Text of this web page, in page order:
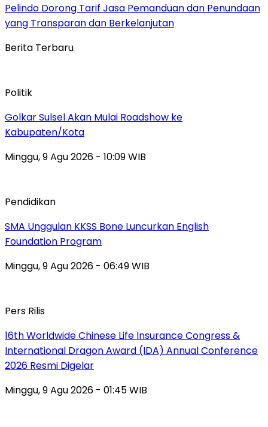
Pelindo Dorong Tarif Jasa Pemanduan dan Penundaan
yang Transparan dan Berkelanjutan
Berita Terbaru
Politik
Golkar Sulsel Akan Mulai Roadshow ke
Kabupaten/Kota
Minggu, 9 Agu 2026 - 10:09 WIB
Pendidikan
SMA Unggulan KKSS Bone Luncurkan English
Foundation Program
Minggu, 9 Agu 2026 - 06:49 WIB
Pers Rilis
16th Worldwide Chinese Life Insurance Congress &
International Dragon Award (IDA) Annual Conference
2026 Resmi Digelar
Minggu, 9 Agu 2026 - 01:45 WIB